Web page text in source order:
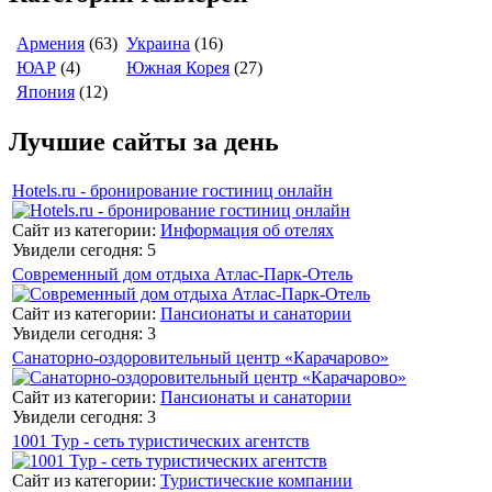
Армения (63) Украина (16)
ЮАР (4) Южная Корея (27)
Япония (12)
Лучшие сайты за день
Hotels.ru - бронирование гостиниц онлайн
Сайт из категории: Информация об отелях
Увидели сегодня: 5
Современный дом отдыха Атлас-Парк-Отель
Сайт из категории: Пансионаты и санатории
Увидели сегодня: 3
Санаторно-оздоровительный центр «Карачарово»
Сайт из категории: Пансионаты и санатории
Увидели сегодня: 3
1001 Тур - сеть туристических агентств
Сайт из категории: Туристические компании